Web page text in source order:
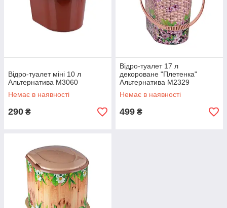
Відро-туалет міні 10 л
Альтернатива М3060
Немає в наявності
290 ₴
Відро-туалет 17 л
декороване "Плетенка"
Альтернатива М2329
Немає в наявності
499 ₴